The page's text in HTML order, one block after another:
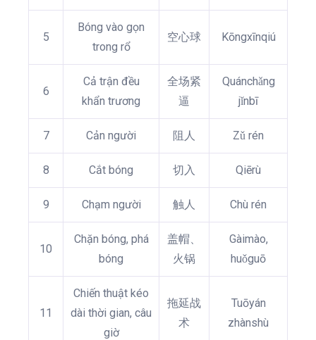
5
Bóng vào gọn
trong rổ
空心球 Kōngxīnqiú
6
Cả trận đều
khẩn trương
全场紧
逼
Quánchǎng
jǐnbī
7 Cản người 阻人 Zǔ rén
8 Cắt bóng 切入 Qiērù
9 Chạm người 触人 Chù rén
10
Chặn bóng, phá
bóng
盖帽、
火锅
Gàimào,
huǒguō
11
Chiến thuật kéo
dài thời gian, câu
giờ
拖延战
术
Tuōyán
zhànshù